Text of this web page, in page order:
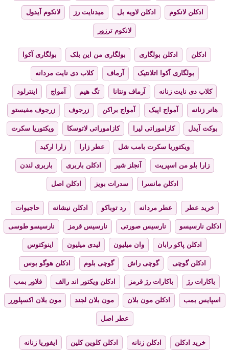
ادکلن لانکوم ادکلن لاویه بل میدنایت رز لانکوم آیدول
لانکوم ترزور
ادکلن ادکلن بولگاری بولگاری من این بلک بولگاری آکوا
بولگاری آکوا اتلانتیک آرماف کلاب دی نایت مردانه
کلاب دی نایت زنانه آرماف ونتانا تگ هیم آمواج اینترلود
هانر زنانه آمواج اپیک آمواج براکن زرجوف زرجوف مفیستو
بوکت آیدل کازاموراتی لیرا کازاموراتی لاتوسکا ویکتوریا سکرت
ویکتوریا سکرت بامب شل عطر زارا زارا ارکید
زارا بلو من اسپریت آنجلز شیر ادکلن باربری باربری لندن
ادکلن مانسرا سدرات بویز ادکلن اصل
خرید عطر عطر مردانه رد توباکو ادکلن نیشانه حاجیوات
ادکلن نارسیسو نارسیس صورتی نارسیس قرمز نارسیسو طوسی
ادکلن پاکو رابان وان میلیون لیدی میلیون اینوکتوس
ادکلن گوچی گوچی راش گوچی بلوم ادکلن هوگو بوس
باکارات رژ باکارات رژ قرمز ادکلن ویکتور اند رالف فلاور بمب
اسپایس بمب ادکلن مون بلان مون بلان لجند مون بلان اکسپلورر
عطر اصل
خرید ادکلن ادکلن زنانه ادکلن کلوین کلین ایفوریا زنانه